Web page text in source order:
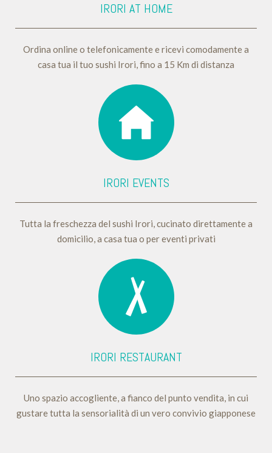
IRORI AT HOME
Ordina online o telefonicamente e ricevi comodamente a
casa tua il tuo sushi Irori, fino a 15 Km di distanza
IRORI EVENTS
Tutta la freschezza del sushi Irori, cucinato direttamente a
domicilio, a casa tua o per eventi privati
IRORI RESTAURANT
Uno spazio accogliente, a fianco del punto vendita, in cui
gustare tutta la sensorialità di un vero convivio giapponese